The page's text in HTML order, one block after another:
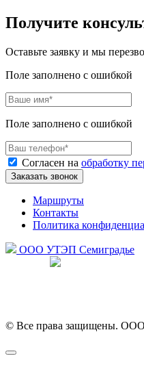
Получите
Оставьте заявку и мы
Поле заполнено с ошибкой
Поле заполнено с ошибкой
Согласен на обработку
Заказать звонок
Маршруты
Контакты
Политика
ООО УТЭП Семиградье
© Все права защищены.